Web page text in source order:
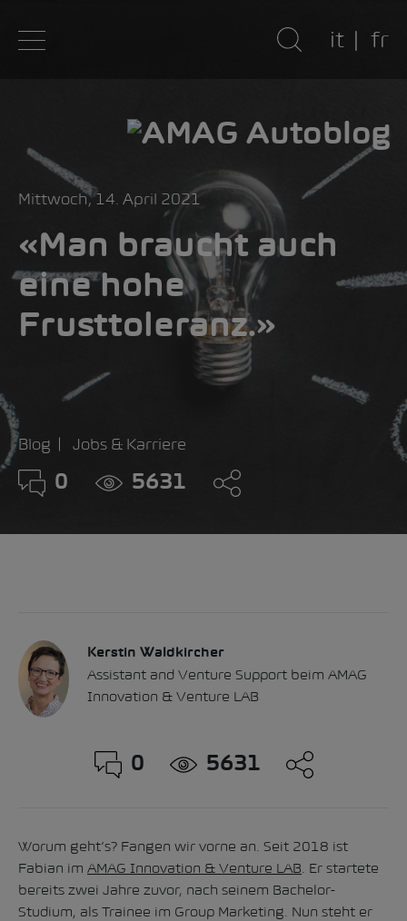
it fr
Mittwoch, 14. April 2021
«Man braucht auch
eine hohe
Frusttoleranz.»
Blog Jobs & Karriere
0 5631
Kerstin Waldkircher
Assistant and Venture Support beim AMAG
Innovation & Venture LAB
0 5631
Worum geht’s? Fangen wir vorne an. Seit 2018 ist
Fabian im AMAG Innovation & Venture LAB . Er startete
bereits zwei Jahre zuvor, nach seinem Bachelor-
Studium, als Trainee im Group Marketing. Nun steht er